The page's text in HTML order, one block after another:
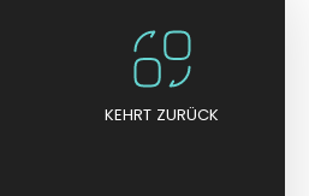
i
t
0
v
n
5
KEHRT ZURÜCK